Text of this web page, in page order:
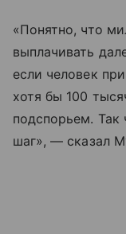
«Понятно, что
выплачивать
если человек
хотя бы 100
подспорьем.
шаг», — сказал